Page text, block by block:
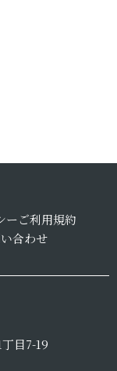
ーご利用規約
合わせ
目7-19